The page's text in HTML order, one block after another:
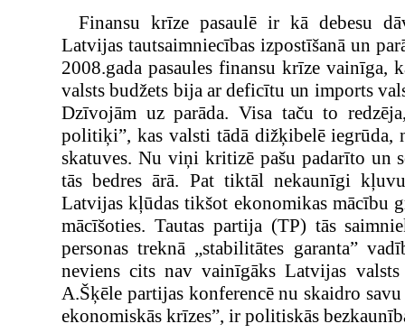
Finansu krīze pasaulē ir kā debesu
Latvijas tautsaimniecības izpostīšanā un
2008.gada pasaules finansu krīze
valsts budžets bija ar deficītu un imports
Dzīvojām uz parāda. Visa taču to
politiķi”, kas valsti tādā dižķibelē iegrūda,
skatuves. Nu viņi kritizē pašu padarīto un
tās bedres ārā. Pat tiktāl nekaunīgi
Latvijas kļūdas tikšot ekonomikas mācību
mācīšoties. Tautas partija (TP) tās
personas treknā „stabilitātes garanta”
neviens cits nav vainīgāks Latvijas
A.Šķēle partijas konferencē nu skaidro
ekonomiskās krīzes”, ir politiskās